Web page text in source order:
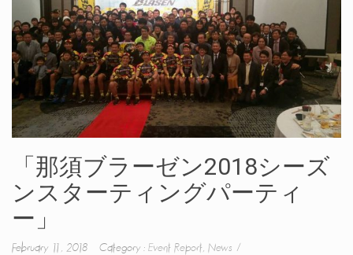
「那須ブラーゼン2018シーズ
ンスターティングパーティ
ー」
February 11, 2018 Category : Event Report, News